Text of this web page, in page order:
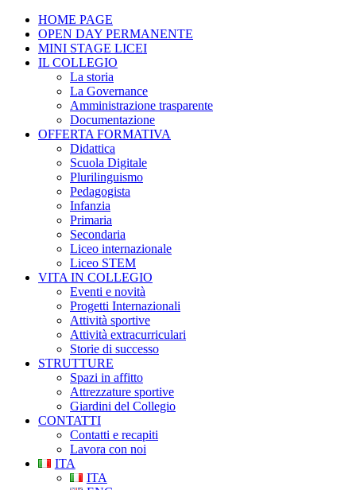
HOME PAGE
OPEN DAY PERMANENTE
MINI STAGE LICEI
IL COLLEGIO
La storia
La Governance
Amministrazione trasparente
Documentazione
OFFERTA FORMATIVA
Didattica
Scuola Digitale
Plurilinguismo
Pedagogista
Infanzia
Primaria
Secondaria
Liceo internazionale
Liceo STEM
VITA IN COLLEGIO
Eventi e novità
Progetti Internazionali
Attività sportive
Attività extracurriculari
Storie di successo
STRUTTURE
Spazi in affitto
Attrezzature sportive
Giardini del Collegio
CONTATTI
Contatti e recapiti
Lavora con noi
ITA
ITA